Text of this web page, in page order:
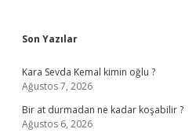
Sidebar
Son Yazılar
Kara Sevda Kemal kimin oğlu ?
Ağustos 7, 2026
Bir at durmadan ne kadar koşabilir ?
Ağustos 6, 2026